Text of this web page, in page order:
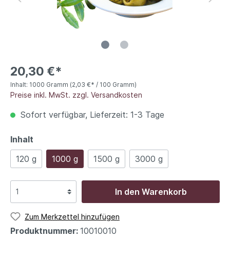
20,30 €*
Inhalt: 1000 Gramm (2,03 €* / 100 Gramm)
Preise inkl. MwSt. zzgl. Versandkosten
Sofort verfügbar, Lieferzeit: 1-3 Tage
Inhalt
120 g
1000 g 1500 g 3000 g
In den Warenkorb
Zum Merkzettel hinzufügen
Produktnummer: 10010010